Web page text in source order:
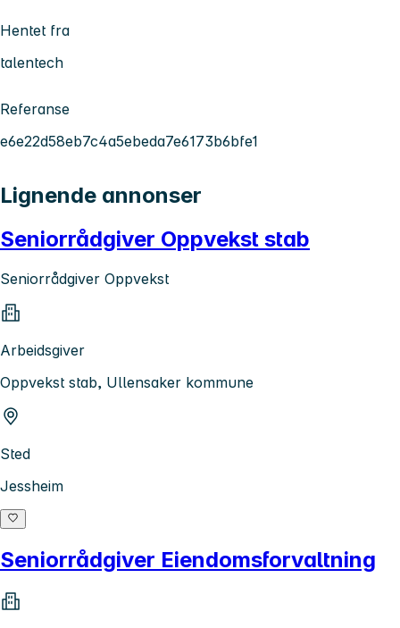
Hentet fra
talentech
Referanse
e6e22d58eb7c4a5ebeda7e6173b6bfe1
Lignende annonser
Seniorrådgiver Oppvekst stab
Seniorrådgiver Oppvekst
Arbeidsgiver
Oppvekst stab, Ullensaker kommune
Sted
Jessheim
Seniorrådgiver Eiendomsforvaltning